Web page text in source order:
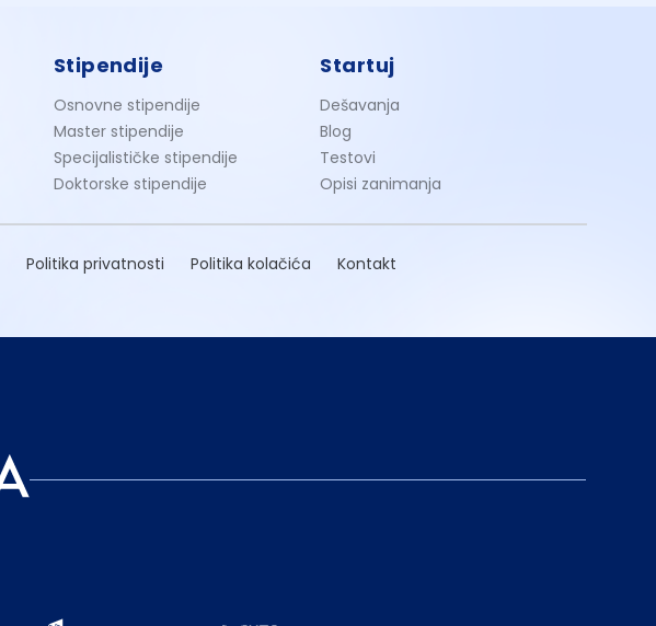
Stipendije
Osnovne stipendije
Master stipendije
Specijalističke stipendije
Doktorske stipendije
Startuj
Dešavanja
Blog
Testovi
Opisi zanimanja
Politika privatnosti Politika kolačića Kontakt